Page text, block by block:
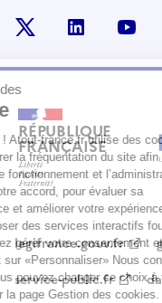
linkedin
RÉPUBLIQUE
FRANÇAISE
legifrance.gouv.fr
service-public.fr